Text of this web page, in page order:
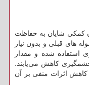
کمکی شایان به حفاظت
های قبلی و بدون نیاز
استفاده شده و مقدار
کاهش می‌یابند.
اثرات منفی بر آن